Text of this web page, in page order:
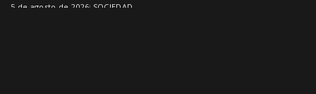
5 de agosto de 2026 SOCIEDAD